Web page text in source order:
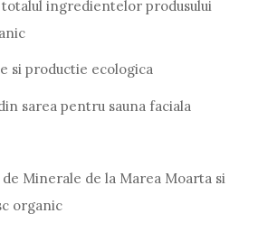
totalul ingredientelor produsului
si productie ecologica
sarea pentru sauna faciala
Minerale de la Marea Moarta si
organic